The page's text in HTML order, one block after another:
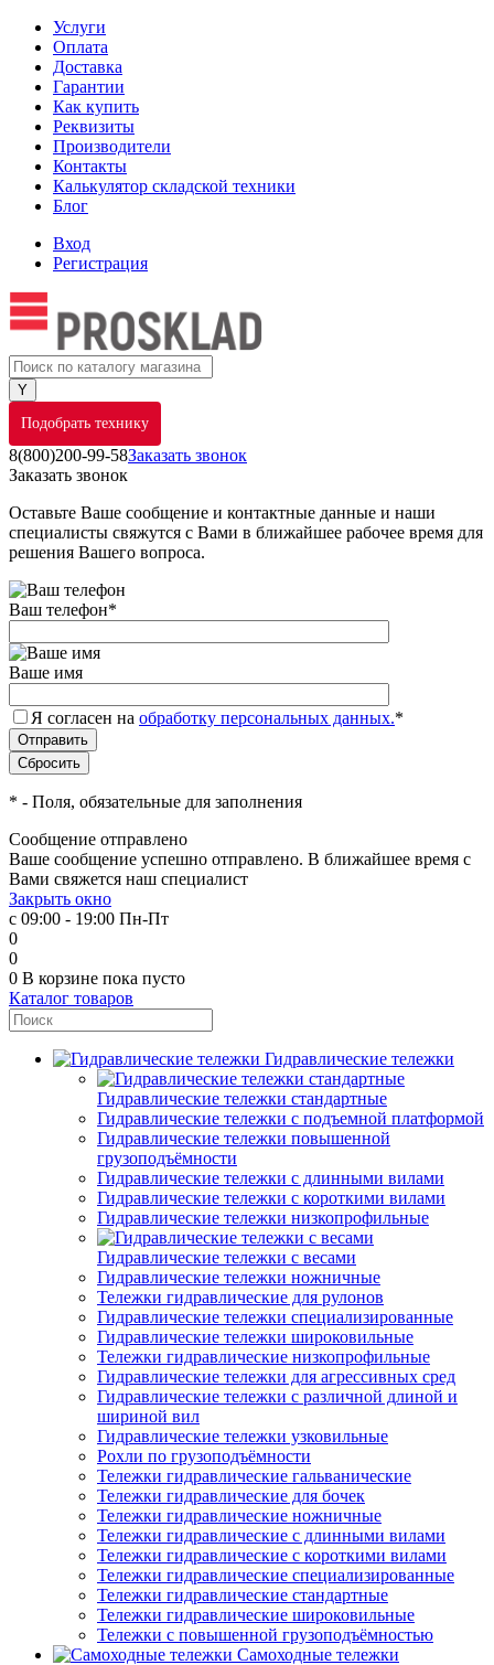
Услуги
Оплата
Доставка
Гарантии
Как купить
Реквизиты
Производители
Контакты
Калькулятор складской техники
Блог
Вход
Регистрация
Подобрать технику
8(800)200-99-58Заказать звонок
Заказать звонок
Оставьте Ваше сообщение и контактные данные и наши
специалисты свяжутся с Вами в ближайшее рабочее время для
решения Вашего вопроса.
Ваш телефон*
Ваше имя
Я согласен на обработку персональных данных.*
* - Поля, обязательные для заполнения
Сообщение отправлено
Ваше сообщение успешно отправлено. В ближайшее время с
Вами свяжется наш специалист
Закрыть окно
с 09:00 - 19:00 Пн-Пт
0
0
0 В корзине пока пусто
Каталог товаров
Гидравлические тележки
Гидравлические тележки стандартные
Гидравлические тележки с подъемной платформой
Гидравлические тележки повышенной
грузоподъёмности
Гидравлические тележки с длинными вилами
Гидравлические тележки с короткими вилами
Гидравлические тележки низкопрофильные
Гидравлические тележки с весами
Гидравлические тележки ножничные
Тележки гидравлические для рулонов
Гидравлические тележки специализированные
Гидравлические тележки широковильные
Тележки гидравлические низкопрофильные
Гидравлические тележки для агрессивных сред
Гидравлические тележки с различной длиной и
шириной вил
Гидравлические тележки узковильные
Рохли по грузоподъёмности
Тележки гидравлические гальванические
Тележки гидравлические для бочек
Тележки гидравлические ножничные
Тележки гидравлические с длинными вилами
Тележки гидравлические с короткими вилами
Тележки гидравлические специализированные
Тележки гидравлические стандартные
Тележки гидравлические широковильные
Тележки с повышенной грузоподъёмностью
Самоходные тележки